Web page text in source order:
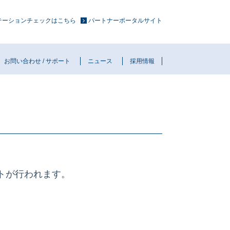
ーションチェックはこちら パートナーポータルサイト
お問い合わせ / サポート ニュース 採用情報
行われます。